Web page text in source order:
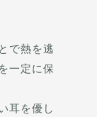
で熱を逃
一定に保
耳を優し